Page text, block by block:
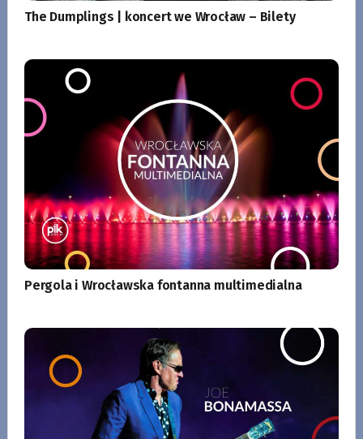
The Dumplings | koncert we Wrocław – Bilety
Pergola i Wrocławska fontanna multimedialna